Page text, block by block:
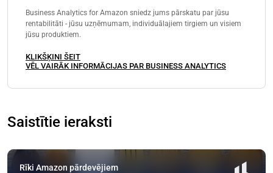
Business Analytics for Amazon sniedz jums pārskatu par jūsu
rentabilitāti - jūsu uzņēmumam, individuālajiem tirgiem un visiem
jūsu produktiem.
KLIKŠĶINI ŠEIT
VĒL VAIRĀK INFORMĀCIJAS PAR BUSINESS ANALYTICS
Saistītie ieraksti
Rīki Amazon pārdevējiem